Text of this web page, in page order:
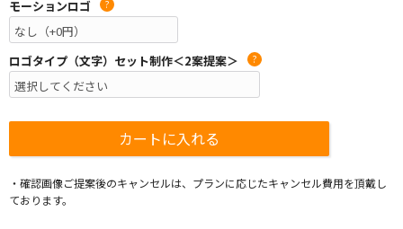
モーションロゴ ?
ロゴタイプ（文字）セット制作＜2案提案＞ ?
・確認画像ご提案後のキャンセルは、プランに応じたキャンセル費用を頂戴し
ております。